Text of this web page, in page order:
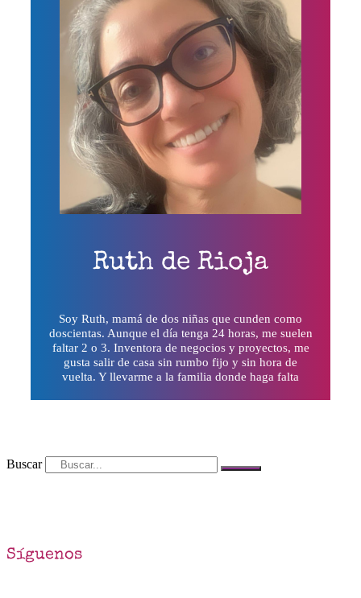
Ruth de Rioja
Soy Ruth, mamá de dos niñas que cunden como
doscientas. Aunque el día tenga 24 horas, me suelen
faltar 2 o 3. Inventora de negocios y proyectos, me
gusta salir de casa sin rumbo fijo y sin hora de
vuelta. Y llevarme a la familia donde haga falta
Buscar
Síguenos